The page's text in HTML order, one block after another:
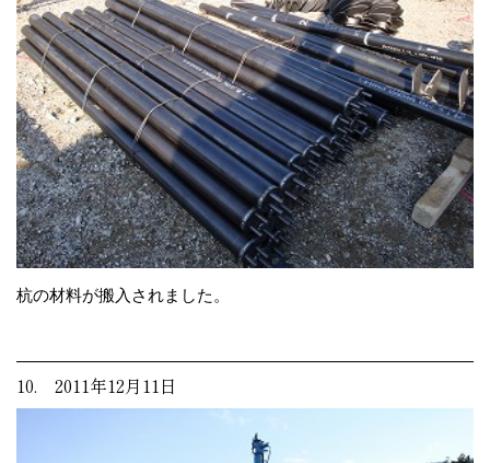
杭の材料が搬入されました。
10. 2011年12月11日